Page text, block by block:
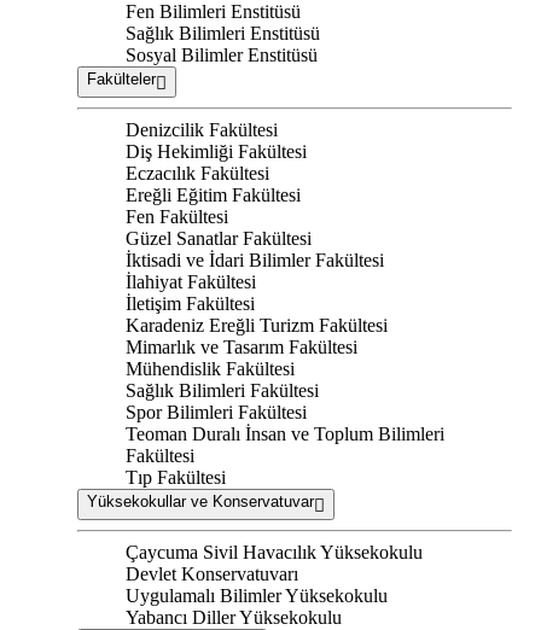
Fen Bilimleri Enstitüsü
Sağlık Bilimleri Enstitüsü
Sosyal Bilimler Enstitüsü
Fakülteler
Denizcilik Fakültesi
Diş Hekimliği Fakültesi
Eczacılık Fakültesi
Ereğli Eğitim Fakültesi
Fen Fakültesi
Güzel Sanatlar Fakültesi
İktisadi ve İdari Bilimler Fakültesi
İlahiyat Fakültesi
İletişim Fakültesi
Karadeniz Ereğli Turizm Fakültesi
Mimarlık ve Tasarım Fakültesi
Mühendislik Fakültesi
Sağlık Bilimleri Fakültesi
Spor Bilimleri Fakültesi
Teoman Duralı İnsan ve Toplum Bilimleri
Fakültesi
Tıp Fakültesi
Yüksekokullar ve Konservatuvar
Çaycuma Sivil Havacılık Yüksekokulu
Devlet Konservatuvarı
Uygulamalı Bilimler Yüksekokulu
Yabancı Diller Yüksekokulu